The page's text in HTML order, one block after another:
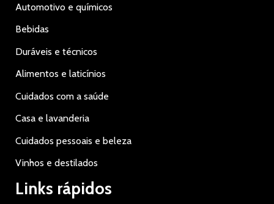
Automotivo e químicos
Bebidas
Duráveis e técnicos
Alimentos e laticínios
Cuidados com a saúde
Casa e lavanderia
Cuidados pessoais e beleza
Vinhos e destilados
Links rápidos